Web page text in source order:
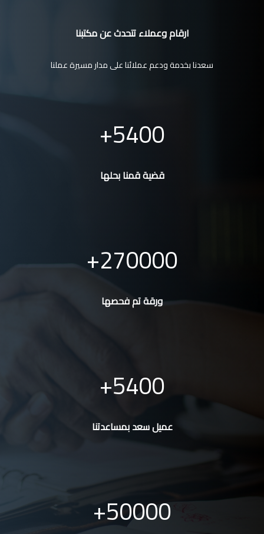
ارقام وعملاء تتحدث عن مكتبنا
سعدنا بخدمة ودعم عملائنا على مدار مسيرة عملنا
5400
قضية قمنا بحلها
270000
ورقة تم فحصها
5400
عميل سعد بمساعدتنا
50000